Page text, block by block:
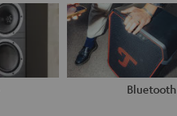
Bluetooth